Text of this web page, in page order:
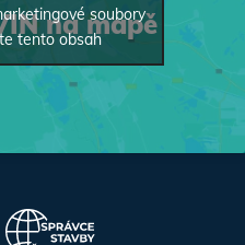
na mapě
soubory
tento obsah